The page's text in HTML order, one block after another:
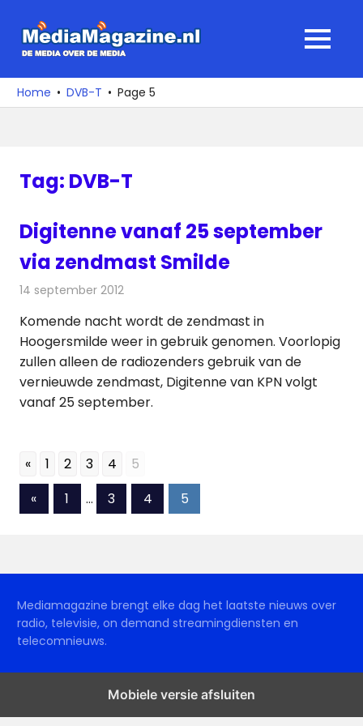
naar
media
over
MENU
Home DVB-T Page 5
Tag: DVB-T
Digitenne vanaf 25 september
via zendmast Smilde
14 september 2012
Komende nacht wordt de zendmast in
Hoogersmilde weer in gebruik genomen. Voorlopig
zullen alleen de radiozenders gebruik van de
vernieuwde zendmast, Digitenne van KPN volgt
vanaf 25 september.
« 1 2 3 4 5
Berichten
«Vorige
berichten
1 … 3 4 5
Mediamagazine brengt elke dag het laatste nieuws over
radio, televisie, on demand streamingdiensten en
telecomnieuws.
Mobiele versie afsluiten